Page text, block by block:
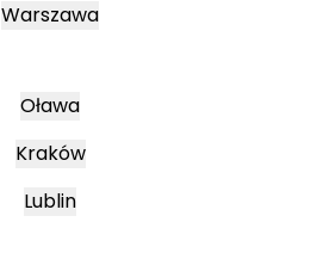
Warszawa
Oława
Kraków
Lublin